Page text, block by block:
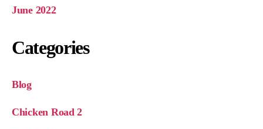
June 2022
Categories
Blog
Chicken Road 2